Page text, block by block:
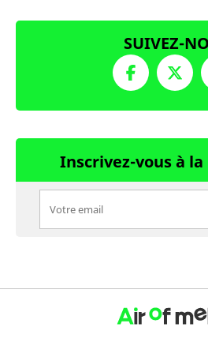
SUIVEZ-
Inscrivez-vous à